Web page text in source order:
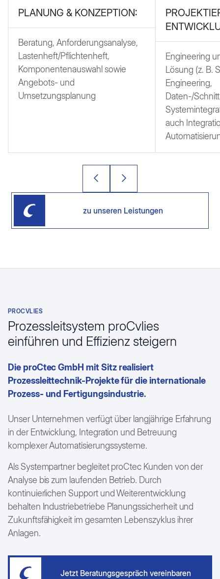
PLANUNG & KONZEPTION:
Beratung, Anforderungsanalyse,
Lastenheft/Pflichtenheft,
Komponentenauswahl sowie
Angebots- und
Umsetzungsplanung
Engineering
Lösung (z. B.
Engineering,
Daten-/
auch
zu unseren Leistungen
PROCVLIES
Prozessleitsystem proCvlies
einführen und Effizienz steigern
Die proCtec GmbH mit Sitz realisiert
Prozessleittechnik-Projekte für die internationale
Prozess- und Fertigungsindustrie.
Unser Unternehmen verfügt über langjährige Erfahrung
in der Entwicklung, Integration und Betreuung
komplexer Automatisierungssysteme.
Als Systempartner begleitet proCtec Kunden von der
Analyse bis zum laufenden Betrieb. Durch
kontinuierlichen Support und Weiterentwicklung
behalten Industriebetriebe Planungssicherheit und
Zukunftsfähigkeit im gesamten Lebenszyklus ihrer
Anlagen.
Jetzt Beratungsgespräch vereinbaren